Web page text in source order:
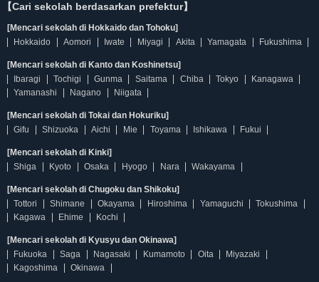
【Cari sekolah berdasarkan prefektur】
[Mencari sekolah di Hokkaido dan Tohoku]
Hokkaido
Aomori Iwate Miyagi Akita Yamagata Fukushima
[Mencari sekolah di Kanto dan Koshinetsu]
Ibaragi
Tochigi Gunma Saitama Chiba Tokyo
Kanagawa
Yamanashi
Nagano Niigata
[Mencari sekolah di Tokai dan Hokuriku]
Gifu
Shizuoka Aichi Mie Toyama Ishikawa Fukui
[Mencari sekolah di Kinki]
Shiga
Kyoto Osaka Hyogo Nara Wakayama
[Mencari sekolah di Chugoku dan Shikoku]
Tottori
Shimane Okayama Hiroshima Yamaguchi
Tokushima
Kagawa
Ehime Kochi
[Mencari sekolah di Kyusyu dan Okinawa]
Fukuoka
Saga Nagasaki Kumamoto Oita
Miyazaki
Kagoshima
Okinawa